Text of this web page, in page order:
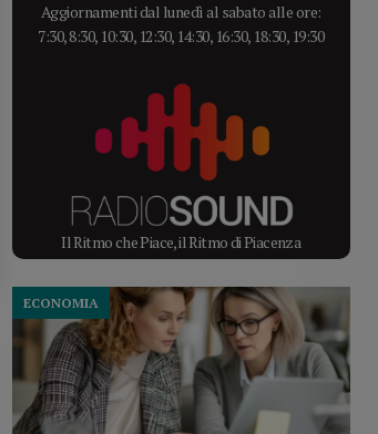
Aggiornamenti dal lunedì al sabato alle ore:
7:30, 8:30, 10:30, 12:30, 14:30, 16:30, 18:30, 19:30
Il Ritmo che Piace, il Ritmo di Piacenza
ECONOMIA